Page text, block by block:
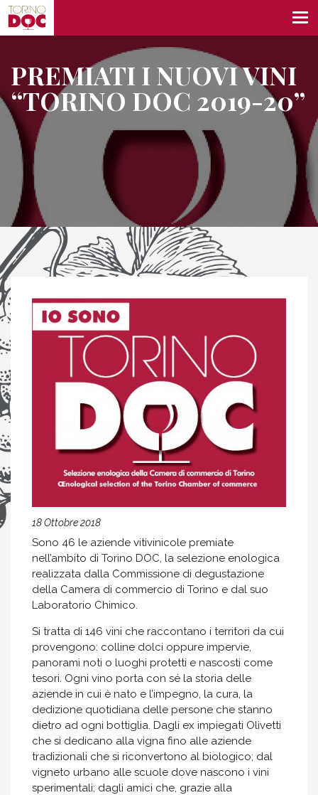
PREMIATI I NUOVI VINI
“TORINO DOC 2019-20”
18 Ottobre 2018
Sono 46 le aziende vitivinicole premiate
nell’ambito di Torino DOC, la selezione enologica
realizzata dalla Commissione di degustazione
della Camera di commercio di Torino e dal suo
Laboratorio Chimico.
Si tratta di 146 vini che raccontano i territori da cui
provengono: colline dolci oppure impervie,
panorami noti o luoghi protetti e nascosti come
tesori. Ogni vino porta con sé la storia delle
aziende in cui è nato e l’impegno, la cura, la
dedizione quotidiana delle persone che stanno
dietro ad ogni bottiglia. Dagli ex impiegati Olivetti
che si dedicano alla vigna fino alle aziende
tradizionali che si riconvertono al biologico; dal
vigneto urbano alle scuole dove nascono i vini
sperimentali; dagli amici che, grazie alla